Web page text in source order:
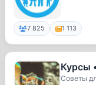
7 825 1 113
Курсы
Советы